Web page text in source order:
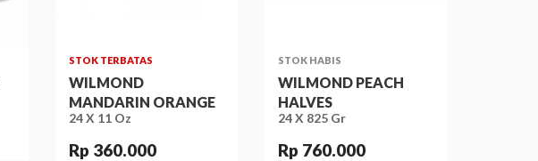
STOK TERBATAS
WILMOND
MANDARIN ORANGE
24 X 11 Oz
Rp 360.000
STOK HABIS
WILMOND PEACH
HALVES
24 X 825 Gr
Rp 760.000